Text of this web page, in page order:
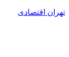
تهران اقتصادی